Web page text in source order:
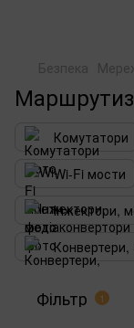
Безпека
Комутатори
Wi-Fi мости
Інжектори,
Конвертери,
Фільтр 1